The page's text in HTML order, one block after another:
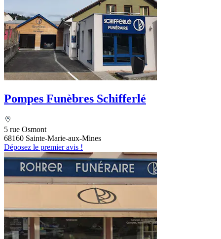
Pompes Funèbres Schifferlé
5 rue Osmont
68160 Sainte-Marie-aux-Mines
Déposez le premier avis !